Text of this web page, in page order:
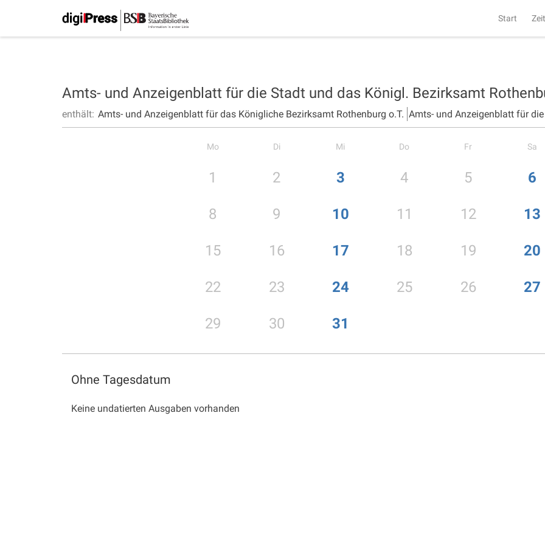
Start
Amts- und Anzeigenblatt für die Stadt und das Königl. Bezirksamt
enthält: Amts- und Anzeigenblatt für das Königliche Bezirksamt Rothenburg o.T. Amts- und Anzeigenblatt für
Mo Di Mi Do Fr Sa
1 2 3 4 5 6
8 9 10 11 12 13
15 16 17 18 19 20
22 23 24 25 26 27
29 30 31
Ohne Tagesdatum
Keine undatierten Ausgaben vorhanden